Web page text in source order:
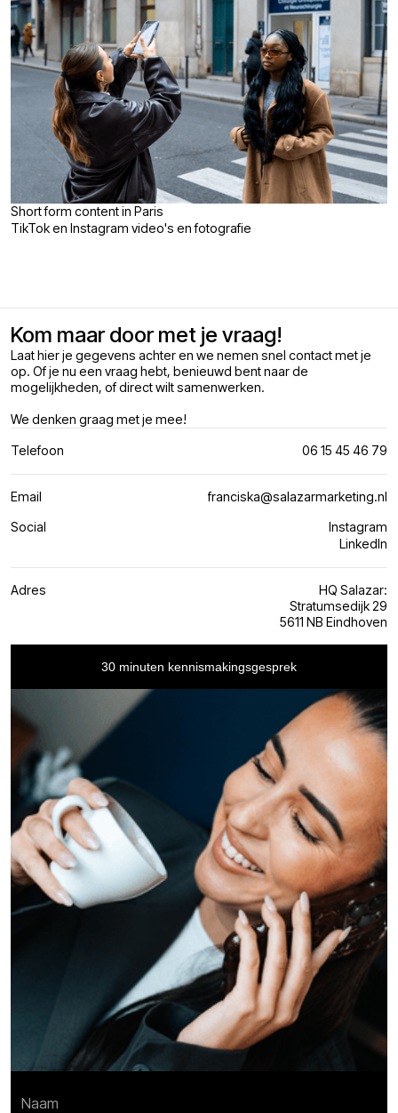
Short form content in Paris
TikTok en Instagram video's en fotografie
Kom maar door met je vraag!
Laat hier je gegevens achter en we nemen snel contact met je
op. Of je nu een vraag hebt, benieuwd bent naar de
mogelijkheden, of direct wilt samenwerken.
We denken graag met je mee!
Telefoon 06 15 45 46 79
Email
franciska@salazarmarketing.nl
Social
Instagram
LinkedIn
Adres
HQ Salazar:
Stratumsedijk 29
5611 NB Eindhoven
30 minuten kennismakingsgesprek